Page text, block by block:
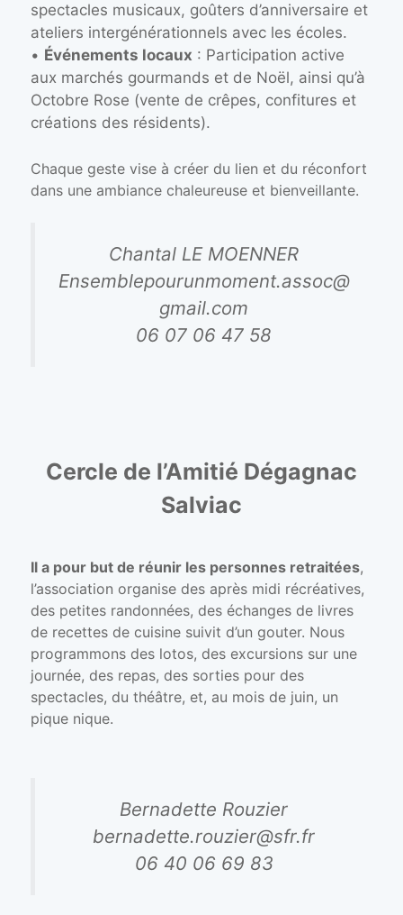
spectacles musicaux, goûters d’anniversaire et
ateliers intergénérationnels avec les écoles.
• Événements locaux : Participation active
aux marchés gourmands et de Noël, ainsi qu’à
Octobre Rose (vente de crêpes, confitures et
créations des résidents).
Chaque geste vise à créer du lien et du réconfort
dans une ambiance chaleureuse et bienveillante.
Chantal LE MOENNER
Ensemblepourunmoment.assoc@
gmail.com
06 07 06 47 58
Cercle de l’Amitié Dégagnac
Salviac
Il a pour but de réunir les personnes retraitées,
l’association organise des après midi récréatives,
des petites randonnées, des échanges de livres
de recettes de cuisine suivit d’un gouter. Nous
programmons des lotos, des excursions sur une
journée, des repas, des sorties pour des
spectacles, du théâtre, et, au mois de juin, un
pique nique.
Bernadette Rouzier
bernadette.rouzier@sfr.fr
06 40 06 69 83